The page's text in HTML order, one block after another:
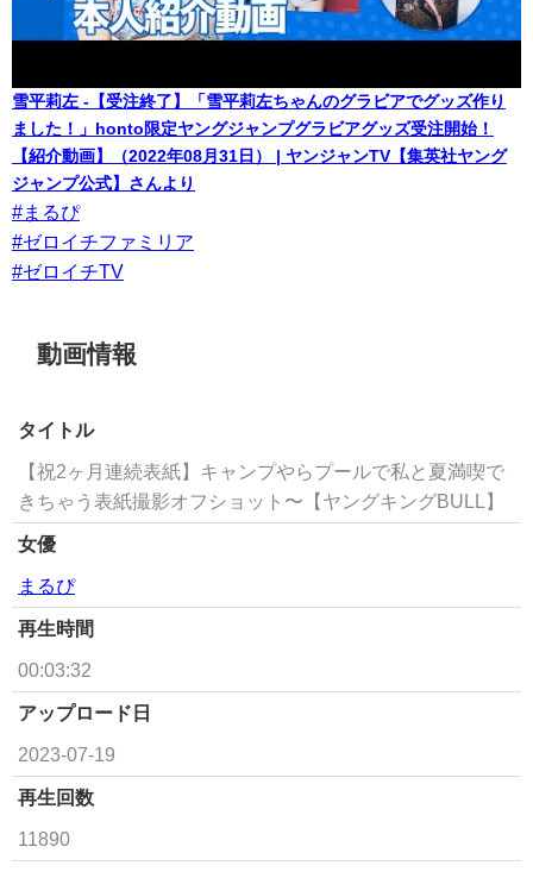
雪平莉左 -【受注終了】「雪平莉左ちゃんのグラビアでグッズ作り
ました！」honto限定ヤングジャンプグラビアグッズ受注開始！
【紹介動画】（2022年08月31日） | ヤンジャンTV【集英社ヤング
ジャンプ公式】さんより
#まるぴ
#ゼロイチファミリア
#ゼロイチTV
動画情報
タイトル
【祝2ヶ月連続表紙】キャンプやらプールで私と夏満喫で
きちゃう表紙撮影オフショット〜【ヤングキングBULL】
女優
まるぴ
再生時間
00:03:32
アップロード日
2023-07-19
再生回数
11890